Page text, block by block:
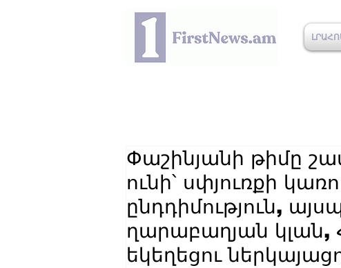
Փաշինյանի թիմը
ունի՝ սփյուռքի
ընդդիմություն,
ղարաբաղյան կլան,
եկեղեցու